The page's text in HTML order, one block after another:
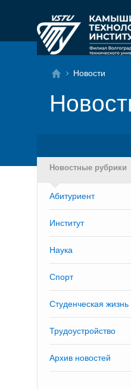
Новости
Новостные рубрики
Абитуриент
Институт
Наука
Спорт
Студенческая жизнь
Трудоустройство
Архив новостей